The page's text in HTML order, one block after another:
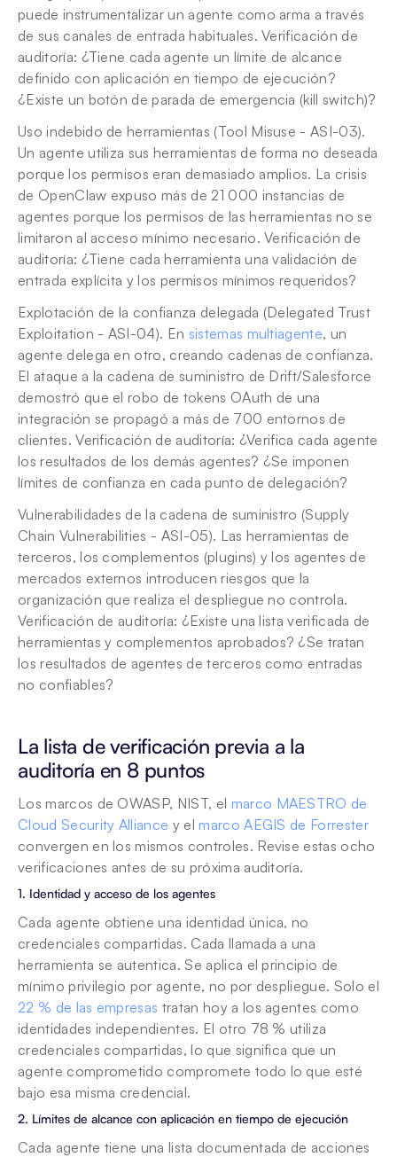
puede instrumentalizar un agente como arma a través
de sus canales de entrada habituales. Verificación de
auditoría: ¿Tiene cada agente un límite de alcance
definido con aplicación en tiempo de ejecución?
¿Existe un botón de parada de emergencia (kill switch)?
Uso indebido de herramientas (Tool Misuse - ASI-03).
Un agente utiliza sus herramientas de forma no deseada
porque los permisos eran demasiado amplios. La crisis
de OpenClaw expuso más de 21 000 instancias de
agentes porque los permisos de las herramientas no se
limitaron al acceso mínimo necesario. Verificación de
auditoría: ¿Tiene cada herramienta una validación de
entrada explícita y los permisos mínimos requeridos?
Explotación de la confianza delegada (Delegated Trust
Exploitation - ASI-04). En sistemas multiagente, un
agente delega en otro, creando cadenas de confianza.
El ataque a la cadena de suministro de Drift/Salesforce
demostró que el robo de tokens OAuth de una
integración se propagó a más de 700 entornos de
clientes. Verificación de auditoría: ¿Verifica cada agente
los resultados de los demás agentes? ¿Se imponen
límites de confianza en cada punto de delegación?
Vulnerabilidades de la cadena de suministro (Supply
Chain Vulnerabilities - ASI-05). Las herramientas de
terceros, los complementos (plugins) y los agentes de
mercados externos introducen riesgos que la
organización que realiza el despliegue no controla.
Verificación de auditoría: ¿Existe una lista verificada de
herramientas y complementos aprobados? ¿Se tratan
los resultados de agentes de terceros como entradas
no confiables?
La lista de verificación previa a la
auditoría en 8 puntos
Los marcos de OWASP, NIST, el marco MAESTRO de
Cloud Security Alliance y el marco AEGIS de Forrester
convergen en los mismos controles. Revise estas ocho
verificaciones antes de su próxima auditoría.
1. Identidad y acceso de los agentes
Cada agente obtiene una identidad única, no
credenciales compartidas. Cada llamada a una
herramienta se autentica. Se aplica el principio de
22 % de las empresas tratan hoy a los agentes como
identidades independientes. El otro 78 % utiliza
credenciales compartidas, lo que significa que un
agente comprometido compromete todo lo que esté
bajo esa misma credencial.
2. Límites de alcance con aplicación en tiempo de ejecución
Cada agente tiene una lista documentada de acciones